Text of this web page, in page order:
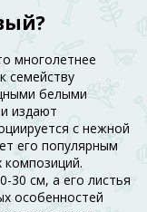
многолетнее
семейству
белыми
издают
с нежной
его популярным
30 см, а его листья
особенностей